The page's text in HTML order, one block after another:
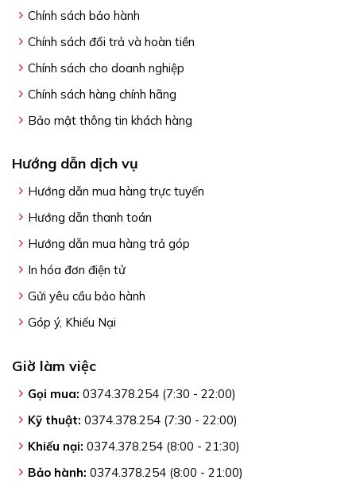
Chính sách bảo hành
Chính sách đổi trả và hoàn tiền
Chính sách cho doanh nghiệp
Chính sách hàng chính hãng
Bảo mật thông tin khách hàng
Hướng dẫn dịch vụ
Hướng dẫn mua hàng trực tuyến
Hướng dẫn thanh toán
Hướng dẫn mua hàng trả góp
In hóa đơn điện tử
Gửi yêu cầu bảo hành
Góp ý, Khiếu Nại
Giờ làm việc
Gọi mua: 0374.378.254 (7:30 - 22:00)
Kỹ thuật: 0374.378.254 (7:30 - 22:00)
Khiếu nại: 0374.378.254 (8:00 - 21:30)
Bảo hành: 0374.378.254 (8:00 - 21:00)